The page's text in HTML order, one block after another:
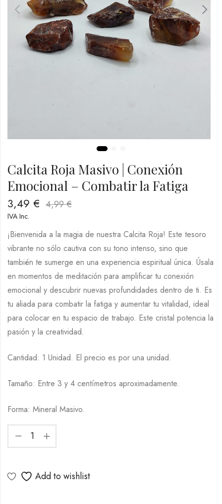
Calcita Roja Masivo | Conexión
Emocional – Combatir la Fatiga
3,49 € 4,99€
IVA Inc.
¡Bienvenida a la magia de nuestra Calcita Roja! Este tesoro
vibrante no sólo cautiva con su tono intenso, sino que
también te sumerge en una experiencia espiritual única. Úsala
en momentos de meditación para amplificar tu conexión
emocional y descubrir nuevas profundidades dentro de ti. Es
tu aliada para combatir la fatiga y aumentar tu vitalidad, ideal
para colocar en tu espacio de trabajo. Este cristal potencia la
pasión y la creatividad.
Cantidad: 1 Unidad. El precio es por una unidad.
Tamaño: Entre 3 y 4 centímetros aproximadamente.
Forma: Mineral Masivo.
Add to wishlist